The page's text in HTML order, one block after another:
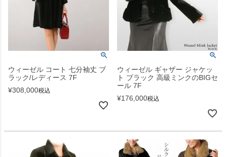
ウィーゼル コート 七分袖丈 ブ
ラック/レディース 7F
¥308,000税込
ウィーゼル ギャザー ジャケッ
ト ブラック 高級ミンクのBIGセ
ール 7F
¥176,000税込